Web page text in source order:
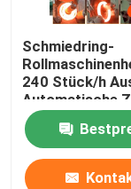
Schmiedring-
240 Stück/h
Automatische